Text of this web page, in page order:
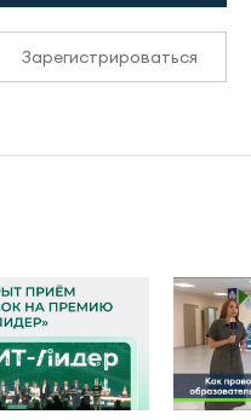
Зарегистрироваться